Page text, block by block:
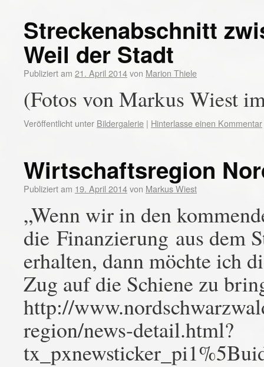
Streckenabschnitt
Weil der Stadt
Publiziert am 21. April 2014von Marion Thiele
(Fotos von Markus Wiest
Veröffentlicht unter Bildergalerie | Hinterlasse einen Kommentar
Wirtschaftsregion
Publiziert am 19. April 2014von Markus Wiest
„Wenn wir in den
die Finanzierung aus dem
erhalten, dann möchte ich
Zug auf die Schiene zu
http://
region/news-detail.html?